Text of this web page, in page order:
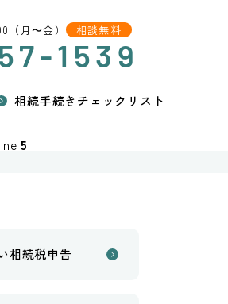
（月〜金） 相談無料
1539
相続手続きチェックリスト
5
相続税申告